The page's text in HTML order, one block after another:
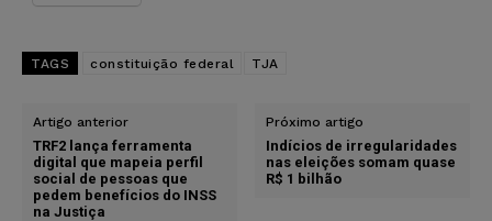
TAGS constituição federal TJA
Artigo anterior
TRF2 lança ferramenta
digital que mapeia perfil
social de pessoas que
pedem benefícios do INSS
na Justiça
Próximo artigo
Indícios de irregularidades
nas eleições somam quase
R$ 1 bilhão